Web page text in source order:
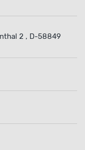
2 , D-58849